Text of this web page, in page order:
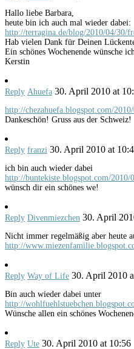
Hallo liebe Barbara,
heute bin ich auch mal wieder dabei:
http://terragina.de/blog/2010/04/30/
Hab vielen Dank für Deinen
Ein schönes Wochenende wünsche
Kerstin
Reply Ahuefa 30. April 2010 at
http://chezahuefa.blogspot.com/
Dankeschön! Gruss aus der Schweiz!
Reply franzi 30. April 2010 at
ich bin auch wieder dabei
http://buntekiste.blogspot.com/
wünsch dir ein schönes we!
Reply Divenmiezchen 30. April
Nicht immer regelmäßig aber heute
http://
Reply Way of Life 30. April 2010
Bin auch wieder dabei unter
http://
Wünsche allen ein schönes
Reply Ute 30. April 2010 at 10:56